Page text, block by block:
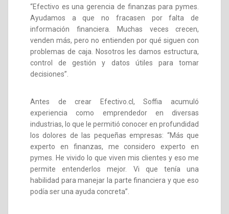
“Efectivo es una gerencia de finanzas para pymes.
Ayudamos a que no fracasen por falta de
información financiera. Muchas veces crecen,
venden más, pero no entienden por qué siguen con
problemas de caja. Nosotros les damos estructura,
control de gestión y datos útiles para tomar
decisiones”.
Antes de crear Efectivo.cl, Soffia acumuló
experiencia como emprendedor en diversas
industrias, lo que le permitió conocer en profundidad
los dolores de las pequeñas empresas: “Más que
experto en finanzas, me considero experto en
pymes. He vivido lo que viven mis clientes y eso me
permite entenderlos mejor. Vi que tenía una
habilidad para manejar la parte financiera y que eso
podía ser una ayuda concreta”.